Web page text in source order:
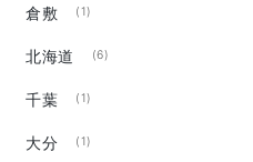
倉敷 (1)
北海道 (6)
千葉 (1)
大分 (1)